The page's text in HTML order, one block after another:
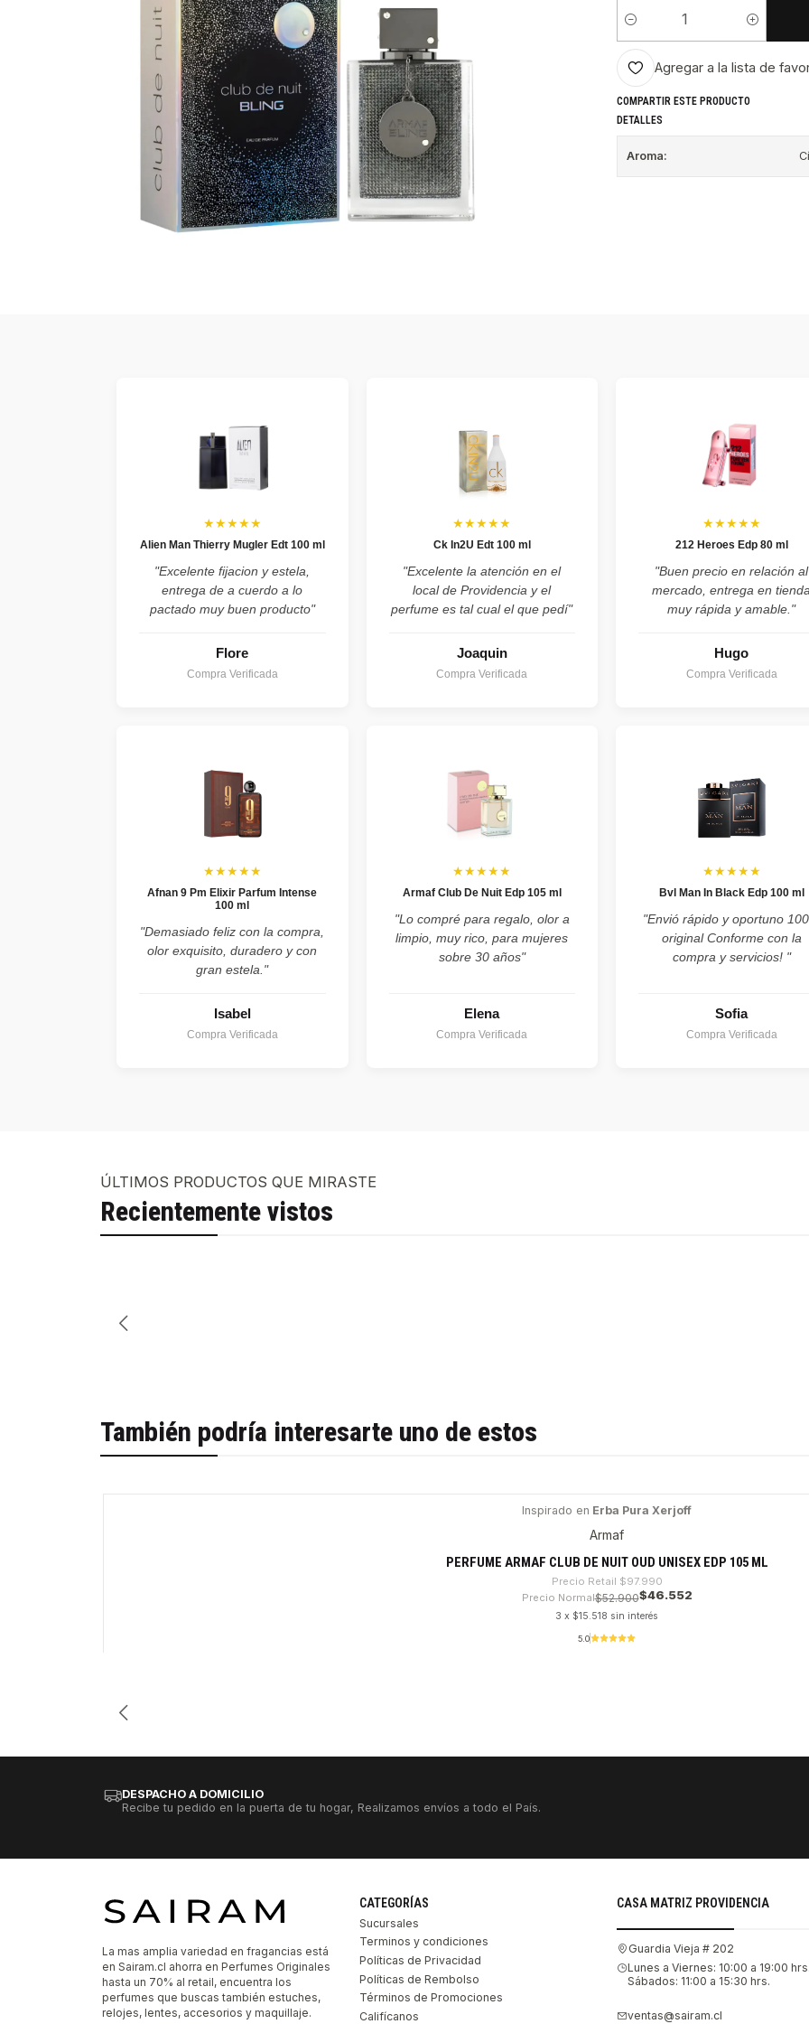
Cantidad
Agregar a la lista de
COMPARTIR ESTE PRODUCTO
DETALLES
Aroma:
★★★★★
Alien Man Thierry Mugler Edt 100 ml
"Excelente fijacion y estela,
entrega de a cuerdo a lo
pactado muy buen producto"
Flore
Compra Verificada
★★★★★
Ck In2U Edt 100 ml
"Excelente la atención en el
local de Providencia y el
perfume es tal cual el que pedí"
Joaquin
Compra Verificada
★★★★★
212 Heroes Edp 80 ml
"Buen precio en relación al
mercado, entrega en tienda
muy rápida y amable."
Hugo
Compra Verificada
★★★★★
Afnan 9 Pm Elixir Parfum Intense
100 ml
"Demasiado feliz con la compra,
olor exquisito, duradero y con
gran estela."
Isabel
Compra Verificada
★★★★★
Armaf Club De Nuit Edp 105 ml
"Lo compré para regalo, olor a
limpio, muy rico, para mujeres
sobre 30 años"
Elena
Compra Verificada
★★★★★
Bvl Man In Black Edp 100 ml
"Envió rápido y oportuno
original Conforme con la
compra y servicios! "
Sofia
Compra Verificada
ÚLTIMOS PRODUCTOS QUE MIRASTE
Recientemente vistos
También podría interesarte uno de estos
Inspirado en Erba Pura Xerjoff
Armaf
PERFUME ARMAF CLUB DE NUIT OUD UNISEX EDP 105 ML
Precio Retail $97.990
Precio Normal$52.900$46.552
3 x $15.518 sin interés
5.0
DESPACHO A DOMICILIO
Recibe tu pedido en la puerta de tu hogar, Realizamos envíos a todo el País.
La mas amplia variedad en fragancias está
en Sairam.cl ahorra en Perfumes Originales
hasta un 70% al retail, encuentra los
perfumes que buscas también estuches,
relojes, lentes, accesorios y maquillaje.
CATEGORÍAS
Sucursales
Terminos y condiciones
Políticas de Privacidad
Políticas de Rembolso
Términos de Promociones
Califícanos
CASA MATRIZ PROVIDENCIA
Guardia Vieja # 202
Lunes a Viernes: 10:00 a 19:00 hrs.
Sábados: 11:00 a 15:30 hrs.
ventas@sairam.cl